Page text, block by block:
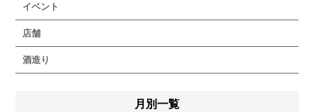
イベント
店舗
酒造り
月別一覧